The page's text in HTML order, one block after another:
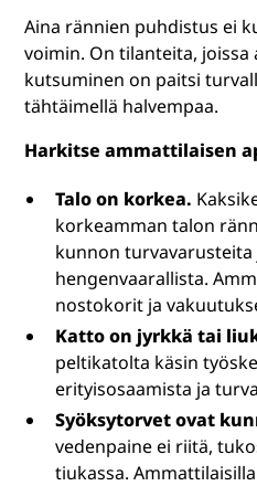
Aina rännien puhdistus ei
voimin. On tilanteita, joissa
kutsuminen on paitsi
tähtäimellä halvempaa.
Harkitse ammattilaisen
Talo on korkea.
korkeamman talon
kunnon
hengenvaarallista.
nostokorit ja
Katto on jyrkkä tai
peltikatolta käsin
erityisosaamista ja
Syöksytorvet ovat
vedenpaine ei riitä,
tiukassa.